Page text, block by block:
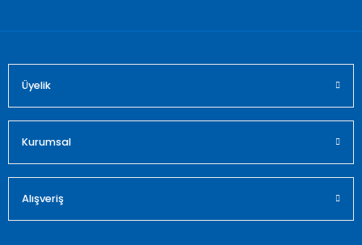
Üyelik
Kurumsal
Alışveriş